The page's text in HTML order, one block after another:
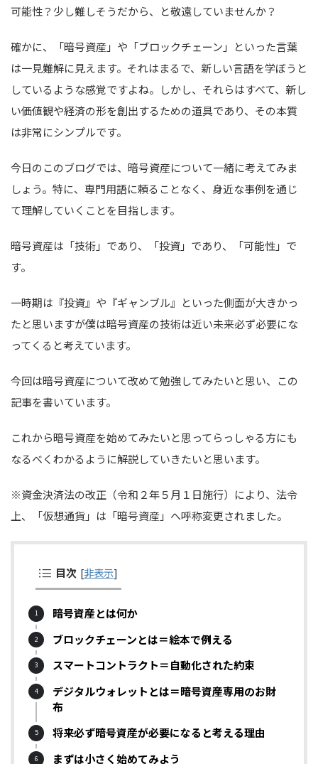
可能性？少し難しそうだから、と敬遠していませんか？
確かに、「暗号資産」や「ブロックチェーン」といった言葉
は一見難解に見えます。それはまるで、新しい言語を学ぼうと
しているような感覚ですよね。しかし、それらはすべて、新し
い価値観や経済の形を創出するための道具であり、その本質
は非常にシンプルです。
今日のこのブログでは、暗号資産について一緒に考えてみま
しょう。特に、専門用語に頼ることなく、身近な事例を通じ
て理解していくことを目指します。
暗号資産は「技術」であり、「投資」であり、「可能性」で
す。
一時期は『投資』や『ギャンブル』といった側面が大きかっ
たと思いますが僕は暗号資産の技術は近い未来必ず必要にな
ってくると考えています。
今回は暗号資産について改めて勉強してみたいと思い、この
記事を書いています。
これから暗号資産を始めてみたいと思ってらっしゃる方にも
なるべくわかるように解説していきたいと思います。
※資金決済法の改正（令和２年５月１日施行）により、法令
上、「仮想通貨」は「暗号資産」へ呼称変更されました。
目次 [非表示]
暗号資産とは何か
ブロックチェーンとは＝絵本で例える
スマートコントラクト＝自動化された約束
デジタルウォレットとは＝暗号資産専用のお財
布
将来必ず暗号資産が必要になると考える理由
まずは小さく始めてみよう